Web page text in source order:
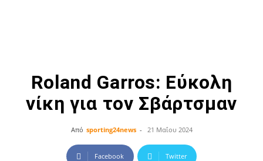
Roland Garros: Εύκολη
νίκη για τον Σβάρτσμαν
Από sporting24news - 21 Μαΐου 2024
Facebook Twitter